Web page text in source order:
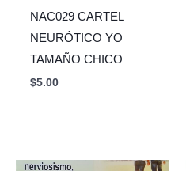
NAC029 CARTEL
NEURÓTICO YO
TAMAÑO CHICO
$5.00